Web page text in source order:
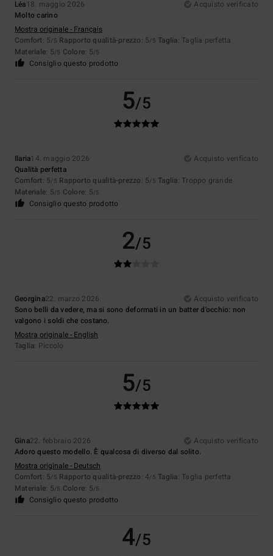
Léa18. maggio 2026
Acquisto verificato
Molto carino
Mostra originale - Français
Comfort: 5/5 Rapporto qualità-prezzo: 5/5 Taglia: Taglia perfetta
Materiale: 5/5 Colore: 5/5
Consiglio questo prodotto
5/5
Ilaria14. maggio 2026
Acquisto verificato
Qualità perfetta
Comfort: 5/5 Rapporto qualità-prezzo: 5/5 Taglia: Troppo grande
Materiale: 5/5 Colore: 5/5
Consiglio questo prodotto
2/5
Georgina22. marzo 2026
Acquisto verificato
Sono belli da vedere, ma si sono deformati in un batter d'occhio: non
valgono i soldi che costano.
Mostra originale - English
Taglia: Piccolo
5/5
Gina22. febbraio 2026
Acquisto verificato
Adoro questo modello. È qualcosa di diverso dal solito.
Mostra originale - Deutsch
Comfort: 5/5 Rapporto qualità-prezzo: 4/5 Taglia: Taglia perfetta
Materiale: 5/5 Colore: 5/5
Consiglio questo prodotto
4/5